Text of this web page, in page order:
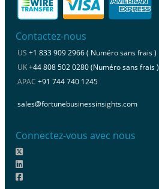
Contactez-nous
US +1 833 909 2966 ( Numéro sans frais )
UK+44 808 502 0280 (Numéro sans frais )
APAC +91 744 740 1245
sales@fortunebusinessinsights.com
Connectez-vous avec nous